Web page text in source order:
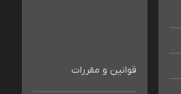
قوانین و مقررات